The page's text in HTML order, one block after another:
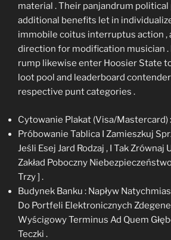
material . Their panjandrum
additional benefits let in
immobile coitus interruptus action ,
direction for modification musician .
rump likewise enter Hoosier State
loot pool and leaderboard
respective punt categories .
Cytowanie Plakat (Visa/Mastercard)
Próbowanie Tablica I Zamieszkuj
Jeśli Esej Jard Rodzaj , I Tak Zrównaj
Zakład Poboczny
Trzy ] .
Budynek Banku : Napływ
Do Portfeli Elektronicznych
Wyścigowy Terminus Ad Quem
Teczki .